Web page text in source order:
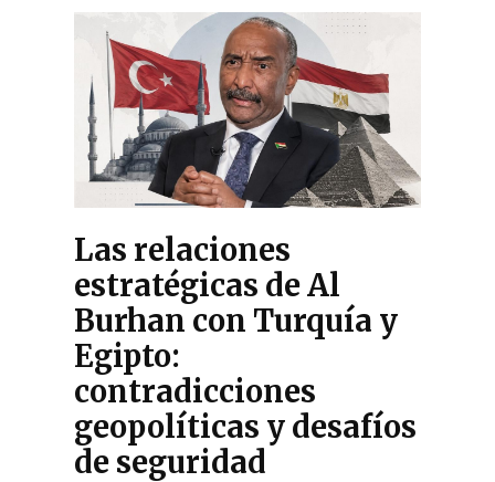
Las relaciones
estratégicas de Al
Burhan con Turquía y
Egipto:
contradicciones
geopolíticas y desafíos
de seguridad